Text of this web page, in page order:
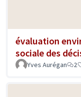
évaluation
sociale des
Yves Aurégan 2